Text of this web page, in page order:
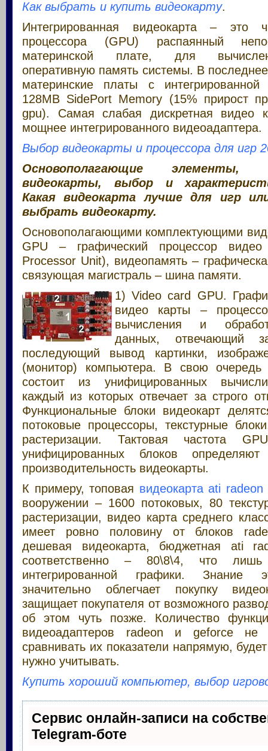
Как выбрать и купить видеокарту.
Интегрированная видеокарта – это
процессора (GPU) распаянный
материнской плате, для
оперативную память системы. В
материнские платы с
128MB SidePort Memory (15% прирост
gpu). Самая слабая дискретная видео
мощнее интегрированного видеоадаптера.
Выбор видеокарты и процессора для игр
Основополагающие элементы,
видеокарты, выбор и
Какая видеокарта лучше для игр
выбрать видеокарту.
Основополагающими комплектующими
GPU – графический процессор
Processor Unit), видеопамять –
связующая магистраль – шина памяти.
1) Video card GPU.
видео карты –
вычисления и
данных, отвечающий
последующий вывод картинки,
(монитор) компьютера. В свою очередь
состоит из унифицированных
каждый из которых отвечает за строго
Функциональные блоки видеокарт
потоковые процессоры, текстурные
растеризации. Тактовая частота
унифицированных блоков определяют
производительность видеокарты.
К примеру, топовая видеокарта ati
вооружении – 1600 потоковых, 80
растеризации, видео карта среднего
имеет ровно половину от блоков
дешевая видеокарта, бюджетная ati
соответственно – 80\8\4, что
интегрированной графики. Знание
значительно облегчает покупку
защищает покупателя от возможного
об этом чуть позже. Количество
видеоадаптеров radeon и geforce не
сравнивать их показатели напрямую,
нужно учитывать.
Купить хороший компьютер, выбор
Сервис онлайн-записи на
Telegram-боте